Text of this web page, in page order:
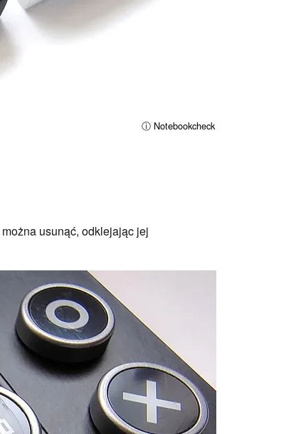
ⓘ Notebookcheck
usunąć, odklejając jej